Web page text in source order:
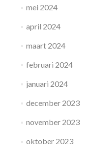
mei 2024
april 2024
maart 2024
februari 2024
januari 2024
december 2023
november 2023
oktober 2023